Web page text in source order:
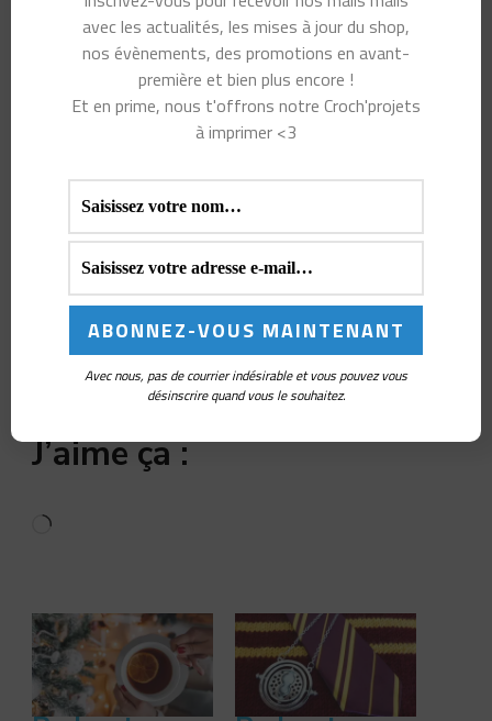
mes vacances et reprendront le 16 août
Merci d’avoir passé ce moment avec moi,
Partager :
J’aime ça :
Chargement…
avec les actualités, les mises à jour du shop,
nos évènements, des promotions en avant-
première et bien plus encore !
Et en prime, nous t'offrons notre Croch'projets
à imprimer <3
Avec nous, pas de courrier indésirable et vous pouvez vous
désinscrire quand vous le souhaitez.